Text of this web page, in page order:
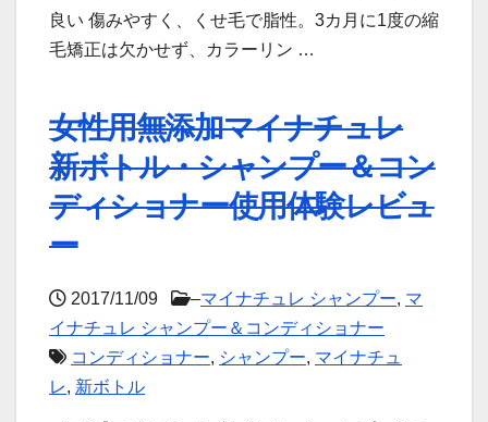
良い 傷みやすく、くせ毛で脂性。3カ月に1度の縮
毛矯正は欠かせず、カラーリン …
女性用無添加マイナチュレ
新ボトル・シャンプー＆コン
ディショナー使用体験レビュ
ー
2017/11/09 –マイナチュレ シャンプー, マ
イナチュレ シャンプー＆コンディショナー
コンディショナー, シャンプー, マイナチュ
レ, 新ボトル